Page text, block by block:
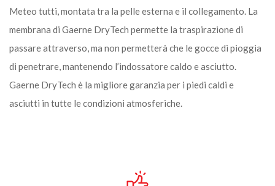
Meteo tutti, montata tra la pelle esterna e il collegamento. La
membrana di Gaerne DryTech permette la traspirazione di
passare attraverso, ma non permetterà che le gocce di pioggia
di penetrare, mantenendo l’indossatore caldo e asciutto.
Gaerne DryTech è la migliore garanzia per i piedi caldi e
asciutti in tutte le condizioni atmosferiche.